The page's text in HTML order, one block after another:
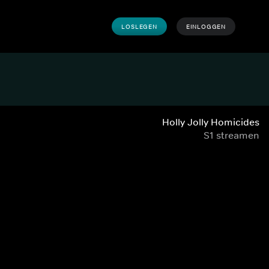
LOSLEGEN EINLOGGEN
Holly Jolly Homicides
S1 streamen